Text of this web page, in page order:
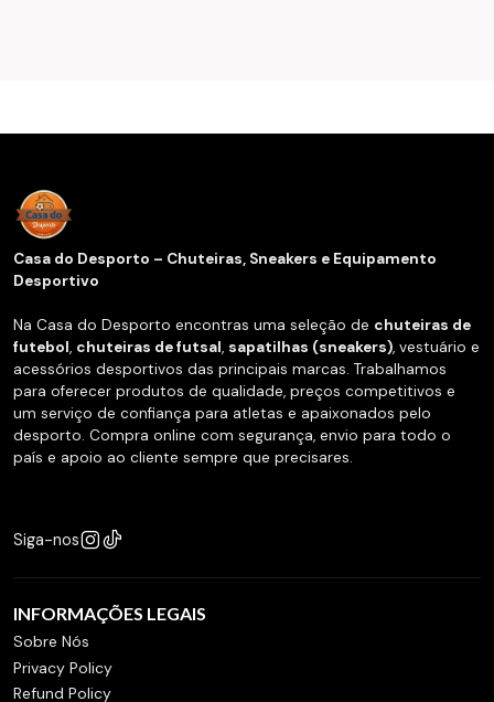
Casa do Desporto – Chuteiras, Sneakers e Equipamento
Desportivo
Na Casa do Desporto encontras uma seleção de chuteiras de
futebol, chuteiras de futsal, sapatilhas (sneakers), vestuário e
acessórios desportivos das principais marcas. Trabalhamos
para oferecer produtos de qualidade, preços competitivos e
um serviço de confiança para atletas e apaixonados pelo
desporto. Compra online com segurança, envio para todo o
país e apoio ao cliente sempre que precisares.
Siga-nos
INFORMAÇÕES LEGAIS
Sobre Nós
Privacy Policy
Refund Policy